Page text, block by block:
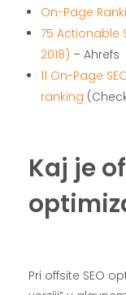
On-Page
75 Actionable
2018) – Ahrefs
11 On-Page
ranking
Kaj je
Pri offsite SEO